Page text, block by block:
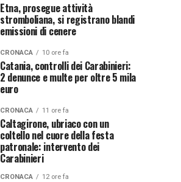
Etna, prosegue attività
stromboliana, si registrano blandi
emissioni di cenere
CRONACA 10 ore fa
Catania, controlli dei Carabinieri:
2 denunce e multe per oltre 5 mila
euro
CRONACA 11 ore fa
Caltagirone, ubriaco con un
coltello nel cuore della festa
patronale: intervento dei
Carabinieri
CRONACA 12 ore fa